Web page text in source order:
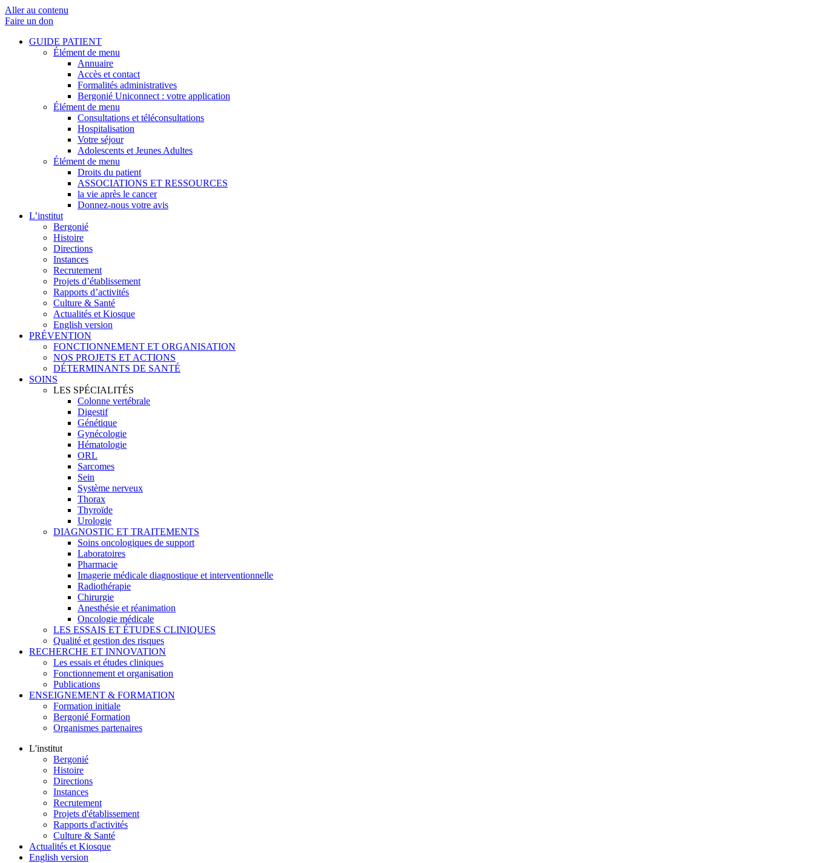
Aller au contenu
Faire un don
GUIDE PATIENT
Élément de menu
Annuaire
Accès et contact
Formalités administratives
Bergonié Uniconnect : votre application
Élément de menu
Consultations et téléconsultations
Hospitalisation
Votre séjour
Adolescents et Jeunes Adultes
Élément de menu
Droits du patient
ASSOCIATIONS ET RESSOURCES
la vie après le cancer
Donnez-nous votre avis
L’institut
Bergonié
Histoire
Directions
Instances
Recrutement
Projets d’établissement
Rapports d’activités
Culture & Santé
Actualités et Kiosque
English version
PRÉVENTION
FONCTIONNEMENT ET ORGANISATION
NOS PROJETS ET ACTIONS
DÉTERMINANTS DE SANTÉ
SOINS
LES SPÉCIALITÉS
Colonne vertébrale
Digestif
Génétique
Gynécologie
Hématologie
ORL
Sarcomes
Sein
Système nerveux
Thorax
Thyroïde
Urologie
DIAGNOSTIC ET TRAITEMENTS
Soins oncologiques de support
Laboratoires
Pharmacie
Imagerie médicale diagnostique et interventionnelle
Radiothérapie
Chirurgie
Anesthésie et réanimation
Oncologie médicale
LES ESSAIS ET ÉTUDES CLINIQUES
Qualité et gestion des risques
RECHERCHE ET INNOVATION
Les essais et études cliniques
Fonctionnement et organisation
Publications
ENSEIGNEMENT & FORMATION
Formation initiale
Bergonié Formation
Organismes partenaires
L'institut
Bergonié
Histoire
Directions
Instances
Recrutement
Projets d'établissement
Rapports d'activités
Culture & Santé
Actualités et Kiosque
English version